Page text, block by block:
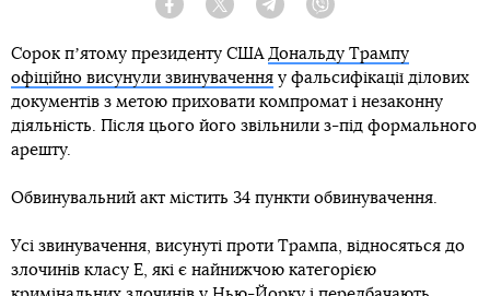
Facebook Twitter Telegram
Сорок пʼятому президенту США Дональду Трампу
офіційно висунули звинувачення у фальсифікації ділових
документів з метою приховати компромат і незаконну
діяльність. Після цього його звільнили з-під формального
арешту.
Обвинувальний акт містить 34 пункти обвинувачення.
Усі звинувачення, висунуті проти Трампа, відносяться до
злочинів класу Е, які є найнижчою категорією